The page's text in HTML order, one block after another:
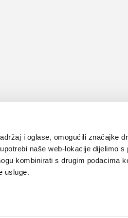
i oglase, omogućili značajke
naše web-lokacije dijelimo s
kombinirati s drugim podacima
usluge.
Važne pravne